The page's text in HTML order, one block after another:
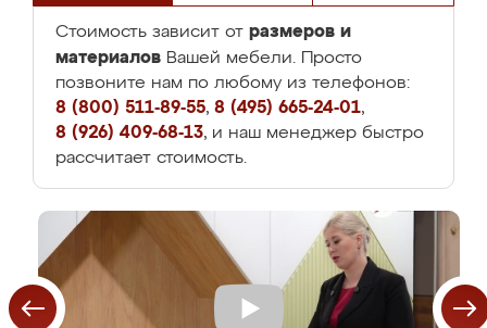
Стоимость зависит от размеров и
материалов Вашей мебели. Просто
позвоните нам по любому из телефонов:
8 (800) 511-89-55, 8 (495) 665-24-01,
8 (926) 409-68-13, и наш менеджер быстро
рассчитает стоимость.